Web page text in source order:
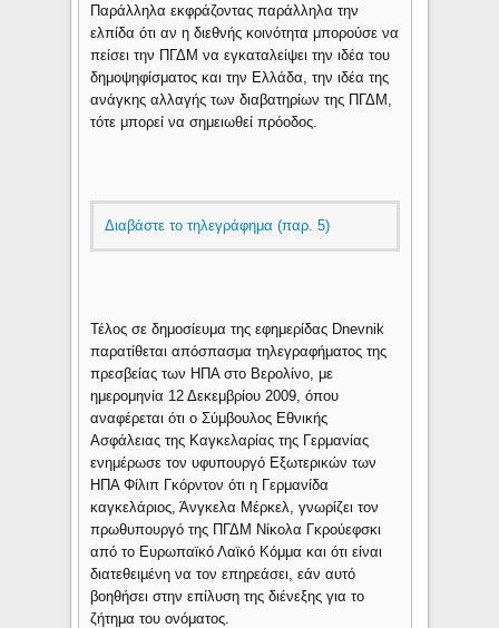
Παράλληλα εκφράζοντας παράλληλα την
ελπίδα ότι αν η διεθνής κοινότητα μπορούσε να
πείσει την ΠΓΔΜ να εγκαταλείψει την ιδέα του
δημοψηφίσματος και την Ελλάδα, την ιδέα της
ανάγκης αλλαγής των διαβατηρίων της ΠΓΔΜ,
τότε μπορεί να σημειωθεί πρόοδος.
Διαβάστε το τηλεγράφημα (παρ. 5)
Τέλος σε δημοσίευμα της εφημερίδας Dnevnik
παρατίθεται απόσπασμα τηλεγραφήματος της
πρεσβείας των ΗΠΑ στο Βερολίνο, με
ημερομηνία 12 Δεκεμβρίου 2009, όπου
αναφέρεται ότι ο Σύμβουλος Εθνικής
Ασφάλειας της Καγκελαρίας της Γερμανίας
ενημέρωσε τον υφυπουργό Εξωτερικών των
ΗΠΑ Φίλιπ Γκόρντον ότι η Γερμανίδα
καγκελάριος, Άνγκελα Μέρκελ, γνωρίζει τον
πρωθυπουργό της ΠΓΔΜ Νίκολα Γκρούεφσκι
από το Ευρωπαϊκό Λαϊκό Κόμμα και ότι είναι
διατεθειμένη να τον επηρεάσει, εάν αυτό
βοηθήσει στην επίλυση της διένεξης για το
ζήτημα του ονόματος.